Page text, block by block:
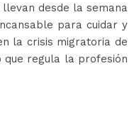
desde la semana
para cuidar y
la crisis migratoria de
regula la profesión